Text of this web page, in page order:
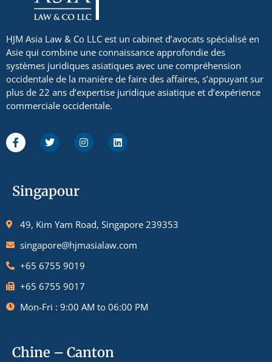
HJM Asia Law & Co LLC est un cabinet d’avocats spécialisé en
Asie qui combine une connaissance approfondie des
systèmes juridiques asiatiques avec une compréhension
occidentale de la manière de faire des affaires, s’appuyant sur
plus de 22 ans d’expertise juridique asiatique et d’expérience
commerciale occidentale.
Singapour
49, Kim Yam Road, Singapore 239353
singapore@hjmasialaw.com
+65 6755 9019
+65 6755 9017
Mon-Fri : 9:00 AM to 06:00 PM
Chine – Canton